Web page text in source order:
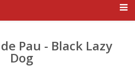
Pau - Black Lazy
Dog